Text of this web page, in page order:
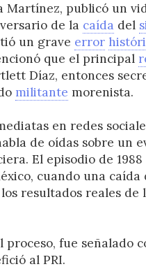
Martínez, publicó un
de la caída del
un grave error
que el principal
Díaz, entonces
militante morenista.
en redes
de oídas sobre un
El episodio de
cuando una caída
resultados reales de
fue señalado
al PRI.